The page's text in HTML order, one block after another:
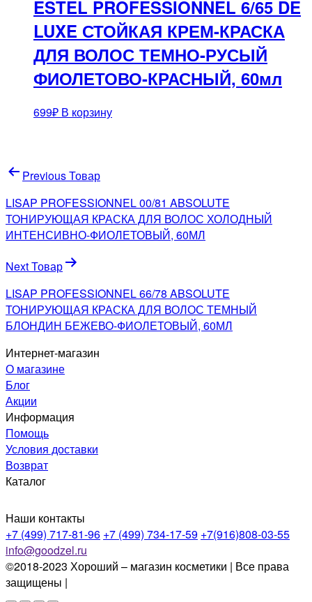
ESTEL PROFESSIONNEL 6/65 DE
LUXE СТОЙКАЯ КРЕМ-КРАСКА
ДЛЯ ВОЛОС ТЕМНО-РУСЫЙ
ФИОЛЕТОВО-КРАСНЫЙ, 60мл
699₽ В корзину
Навигация
по
записям
Previous Товар
LISAP PROFESSIONNEL 00/81 ABSOLUTE
ТОНИРУЮЩАЯ КРАСКА ДЛЯ ВОЛОС ХОЛОДНЫЙ
ИНТЕНСИВНО-ФИОЛЕТОВЫЙ, 60МЛ
Next Товар
LISAP PROFESSIONNEL 66/78 ABSOLUTE
ТОНИРУЮЩАЯ КРАСКА ДЛЯ ВОЛОС ТЕМНЫЙ
БЛОНДИН БЕЖЕВО-ФИОЛЕТОВЫЙ, 60МЛ
Интернет-магазин
О магазине
Блог
Акции
Информация
Помощь
Условия доставки
Возврат
Каталог
Наши контакты
+7 (499) 717-81-96 +7 (499) 734-17-59 +7(916)808-03-55
info@goodzel.ru
©2018-2023 Хороший – магазин косметики | Все права
защищены |